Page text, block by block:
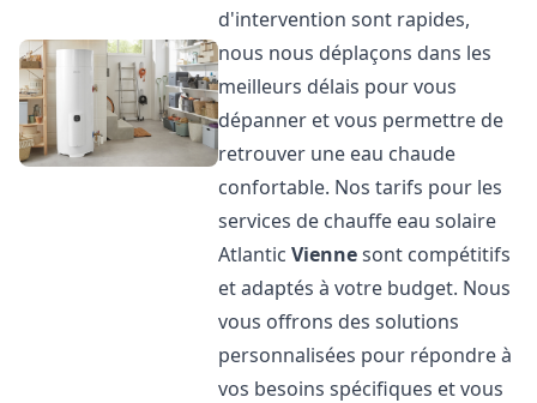
d'intervention sont rapides,
nous nous déplaçons dans les
meilleurs délais pour vous
dépanner et vous permettre de
retrouver une eau chaude
confortable. Nos tarifs pour les
services de chauffe eau solaire
AtlanticViennesont compétitifs
et adaptés à votre budget. Nous
vous offrons des solutions
personnalisées pour répondre à
vos besoins spécifiques et vous